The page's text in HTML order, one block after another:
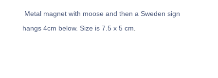
Metal magnet with moose and then a Sweden sign
hangs 4cm below. Size is 7.5 x 5 cm